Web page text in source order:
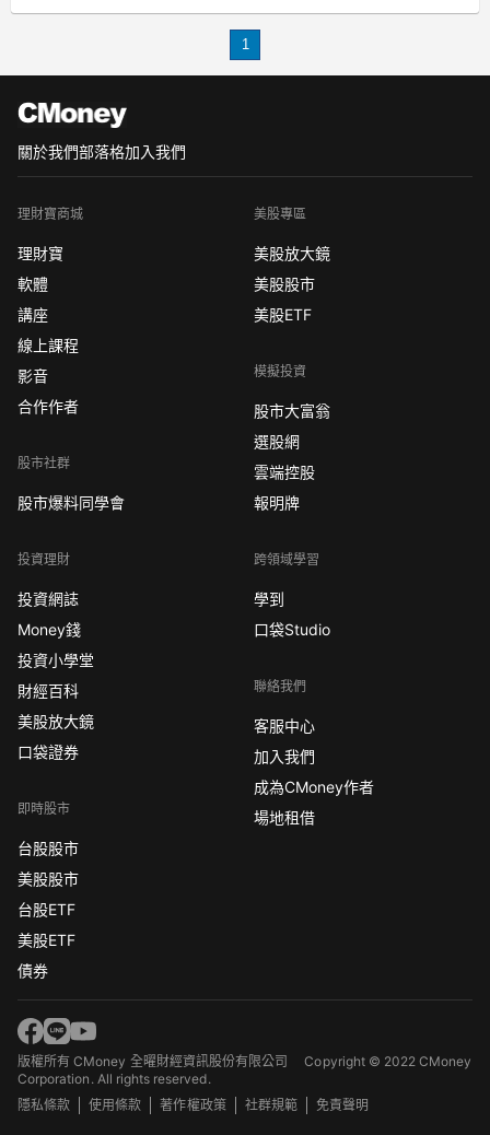
2010 年 5 月以來新高；單周上漲
1
關於我們部落格加入我們
理財寶商城
理財寶
軟體
講座
線上課程
影音
合作作者
股市社群
股市爆料同學會
投資理財
投資網誌
Money錢
投資小學堂
財經百科
美股放大鏡
口袋證券
即時股市
台股股市
美股股市
台股ETF
美股ETF
債券
美股專區
美股放大鏡
美股股市
美股ETF
模擬投資
股市大富翁
選股網
雲端控股
報明牌
跨領域學習
學到
口袋Studio
聯絡我們
客服中心
加入我們
成為CMoney作者
場地租借
版權所有 CMoney 全曜財經資訊股份有限公司Copyright © 2022 CMoney
Corporation. All rights reserved.
隱私條款
使用條款 著作權政策 社群規範 免責聲明